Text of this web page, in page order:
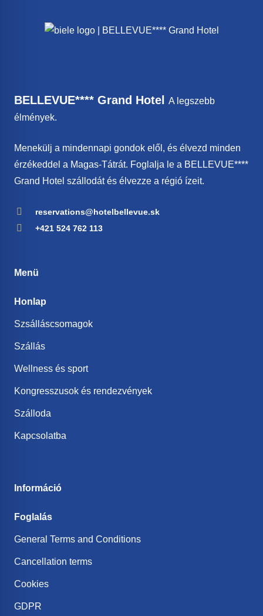
BELLEVUE**** Grand Hotel
A legszebb
élmények.
Menekülj a mindennapi gondok elől, és élvezd minden
érzékeddel a Magas-Tátrát. Foglalja le a BELLEVUE****
Grand Hotel szállodát és élvezze a régió ízeit.
reservations@hotelbellevue.sk
+421 524 762 113
Menü
Honlap
Szsálláscsomagok
Szállás
Wellness és sport
Kongresszusok és rendezvények
Szálloda
Kapcsolatba
Információ
Foglalás
General Terms and Conditions
Cancellation terms
Cookies
GDPR